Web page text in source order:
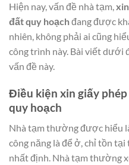
Hiện nay, vấn đề nhà tạm,
đất quy hoạchđang được
nhiên, không phải ai cũng
công trình này. Bài viết dưới
vấn đề này.
Điều kiện xin giấy
quy hoạch
Nhà tạm thường được hiểu
công năng là để ở, chỉ tồn
nhất định. Nhà tạm thường